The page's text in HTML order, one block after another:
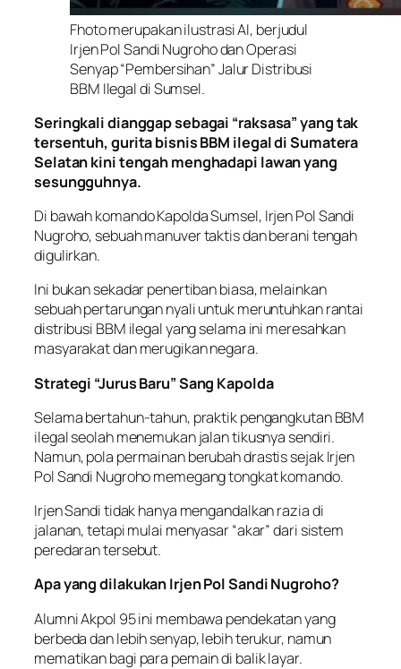
Fhoto merupakan ilustrasi AI, berjudul
Irjen Pol Sandi Nugroho dan Operasi
Senyap “Pembersihan” Jalur Distribusi
BBM Ilegal di Sumsel.
Seringkali dianggap sebagai “raksasa” yang tak
tersentuh, gurita bisnis BBM ilegal di Sumatera
Selatan kini tengah menghadapi lawan yang
sesungguhnya.
Di bawah komando Kapolda Sumsel, Irjen Pol Sandi
Nugroho, sebuah manuver taktis dan berani tengah
digulirkan.
Ini bukan sekadar penertiban biasa, melainkan
sebuah pertarungan nyali untuk meruntuhkan rantai
distribusi BBM ilegal yang selama ini meresahkan
masyarakat dan merugikan negara.
Strategi “Jurus Baru” Sang Kapolda
Selama bertahun-tahun, praktik pengangkutan BBM
ilegal seolah menemukan jalan tikusnya sendiri.
Namun, pola permainan berubah drastis sejak Irjen
Pol Sandi Nugroho memegang tongkat komando.
Irjen Sandi tidak hanya mengandalkan razia di
jalanan, tetapi mulai menyasar “akar” dari sistem
peredaran tersebut.
Apa yang dilakukan Irjen Pol Sandi Nugroho?
Alumni Akpol 95 ini membawa pendekatan yang
berbeda dan lebih senyap, lebih terukur, namun
mematikan bagi para pemain di balik layar.